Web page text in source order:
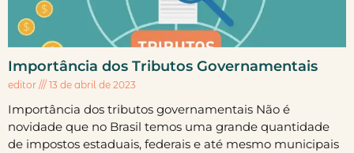
Importância dos Tributos Governamentais
editor 13 de abril de 2023
Importância dos tributos governamentais Não é
novidade que no Brasil temos uma grande quantidade
de impostos estaduais, federais e até mesmo municipais